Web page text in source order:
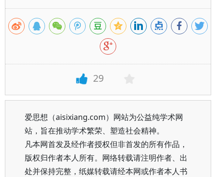
29
爱思想（aisixiang.com）网站为公益纯学术网
站，旨在推动学术繁荣、塑造社会精神。
凡本网首发及经作者授权但非首发的所有作品，
版权归作者本人所有。网络转载请注明作者、出
处并保持完整，纸媒转载请经本网或作者本人书